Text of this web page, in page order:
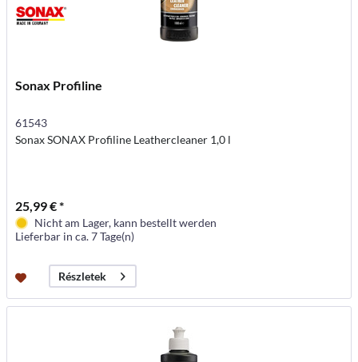
Sonax Profiline
61543
Sonax SONAX Profiline Leathercleaner 1,0 l
25,99 € *
Nicht am Lager, kann bestellt werden
Lieferbar in ca. 7 Tage(n)
Részletek